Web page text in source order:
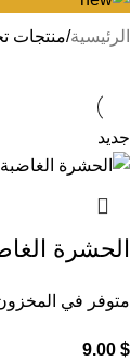
الرئيسية منتجات
جديد
الحشرة
متوفر في
9.00 $